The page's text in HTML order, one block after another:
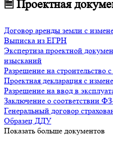
🗎 Проектная
Договор аренды земли с
Выписка из ЕГРН
Экспертиза проектной
изысканий
Разрешение на строительство
Проектная декларация с
Разрешение на ввод в
Заключение о соответствии
Генеральный договор
Образец ДДУ
Показать больше документов